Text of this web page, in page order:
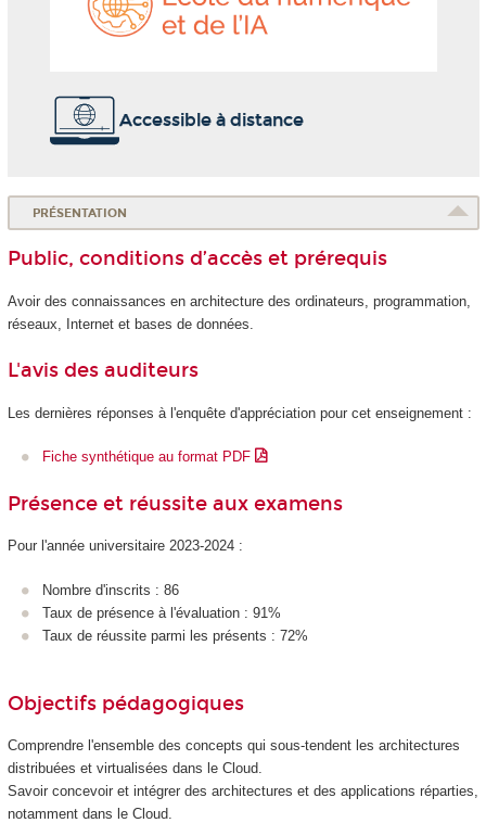
Accessible à distance
PRÉSENTATION
Public, conditions d’accès et prérequis
Avoir des connaissances en architecture des ordinateurs, programmation,
réseaux, Internet et bases de données.
L'avis des auditeurs
Les dernières réponses à l'enquête d'appréciation pour cet enseignement :
Fiche synthétique au format PDF
Présence et réussite aux examens
Pour l'année universitaire 2023-2024 :
Nombre d'inscrits : 86
Taux de présence à l'évaluation : 91%
Taux de réussite parmi les présents : 72%
Objectifs pédagogiques
Comprendre l'ensemble des concepts qui sous-tendent les architectures
distribuées et virtualisées dans le Cloud.
Savoir concevoir et intégrer des architectures et des applications réparties,
notamment dans le Cloud.